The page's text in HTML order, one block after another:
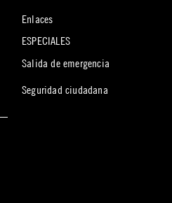
Enlaces
ESPECIALES
Salida de emergencia
Seguridad ciudadana